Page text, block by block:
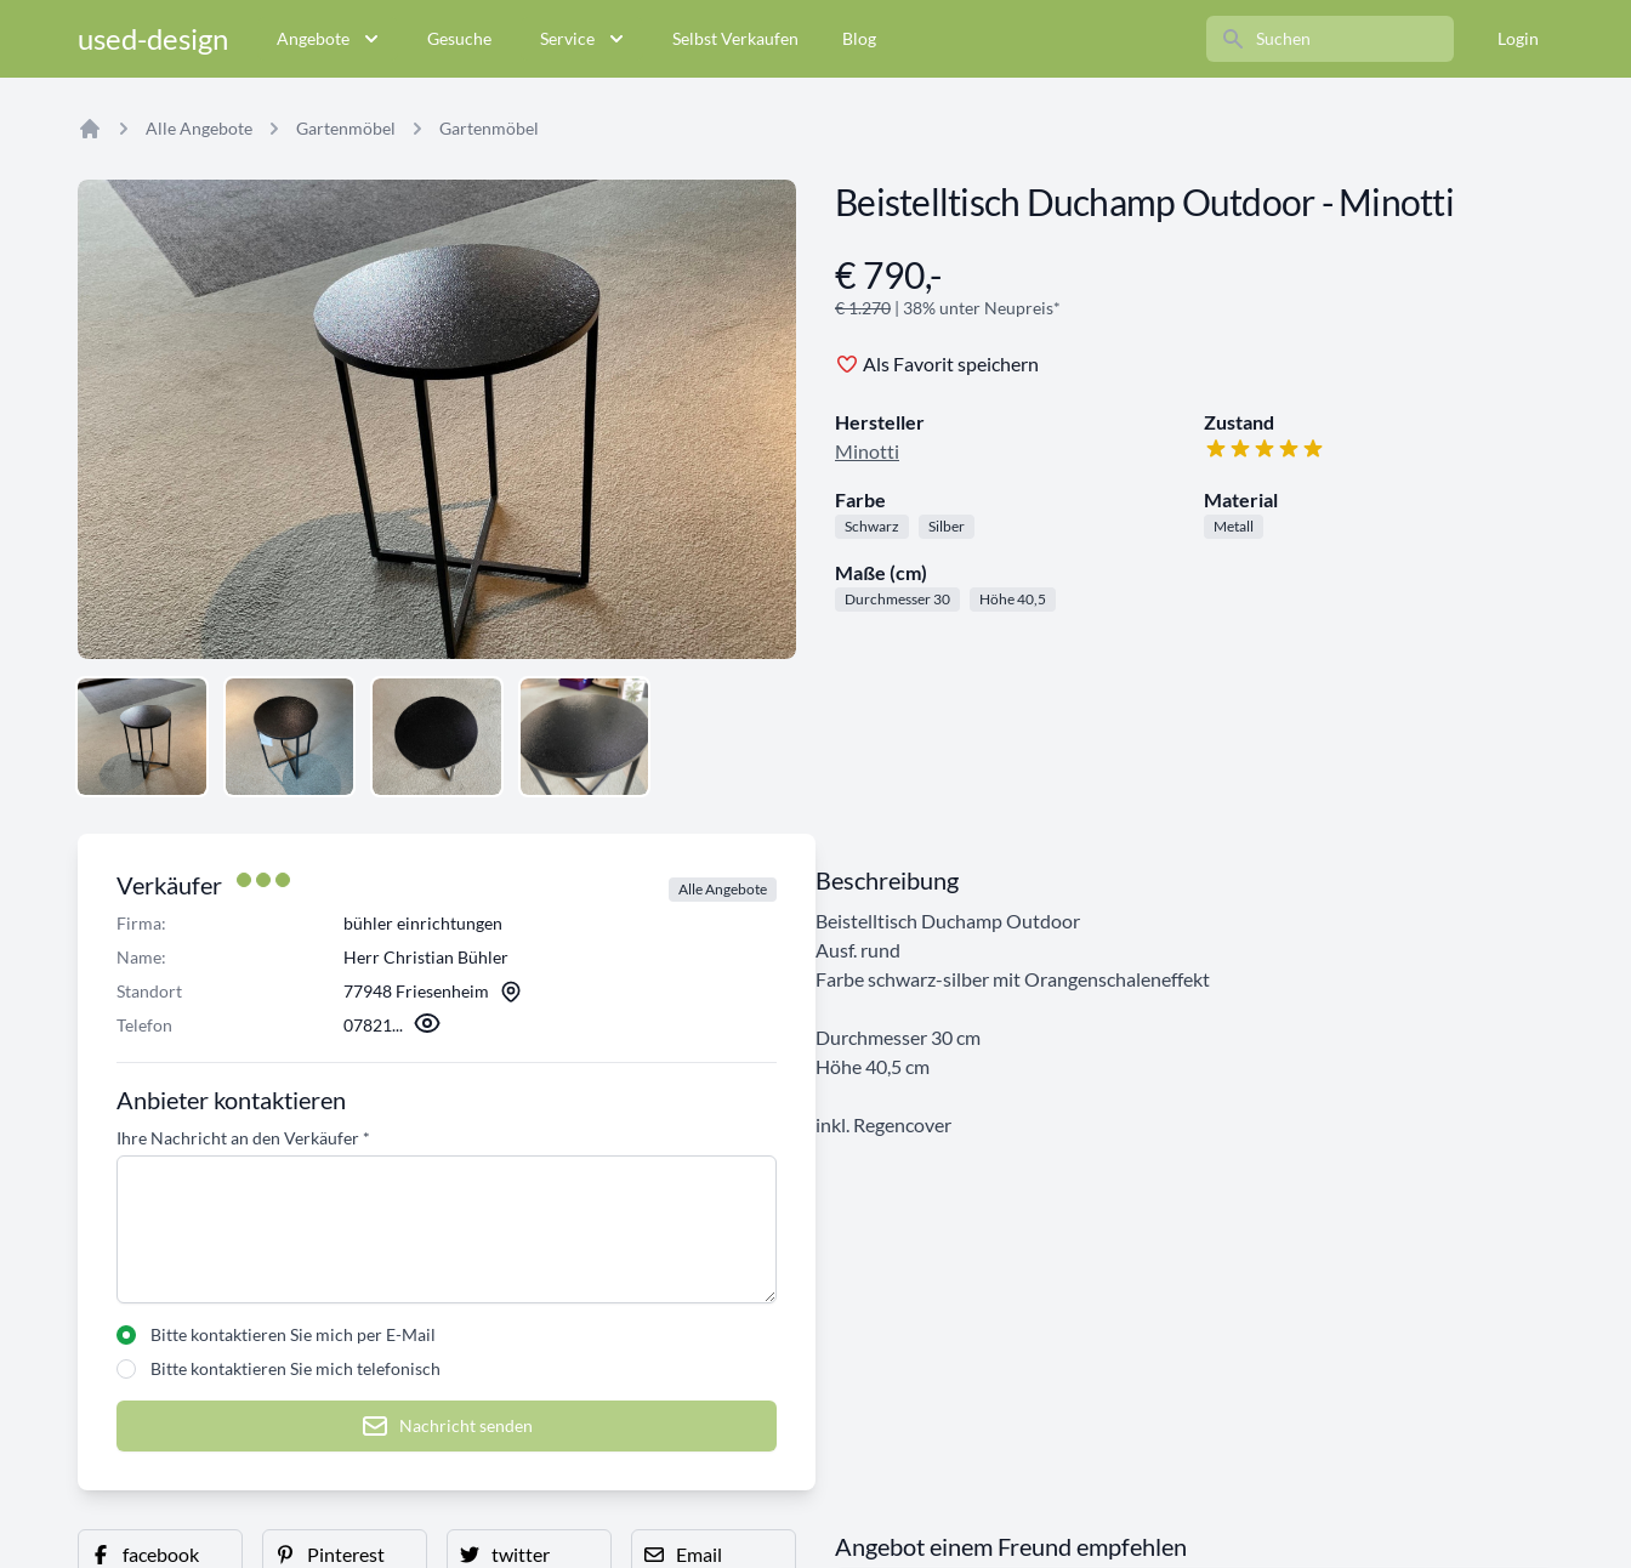
used-design Angebote Gesuche Service Selbst Verkaufen Blog Search Login
Alle Angebote Gartenmöbel Gartenmöbel
Beistelltisch Duchamp Outdoor - Minotti
Angebotsinformationen
€ 790,-
€ 1.270 | 38% unter Neupreis*
Als Favorit speichern
Hersteller
Minotti
Zustand
Farbe
Schwarz Silber
Material
Metall
Maße (cm)
Durchmesser 30 Höhe 40,5
Verkäufer Alle Angebote
Firma:
bühler einrichtungen
Name:
Herr Christian Bühler
Standort
77948 Friesenheim
Telefon
07821...
Anbieter kontaktieren
Ihre Nachricht an den Verkäufer *
Bitte kontaktieren Sie mich per E-Mail
Bitte kontaktieren Sie mich telefonisch
Nachricht senden
Beschreibung
Beistelltisch Duchamp Outdoor
Ausf. rund
Farbe schwarz-silber mit Orangenschaleneffekt
Durchmesser 30 cm
Höhe 40,5 cm
inkl. Regencover
facebook Pinterest twitter Email Angebot einem Freund empfehlen